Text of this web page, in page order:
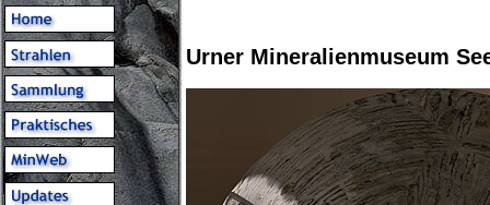
Urner Mineralienmuseum